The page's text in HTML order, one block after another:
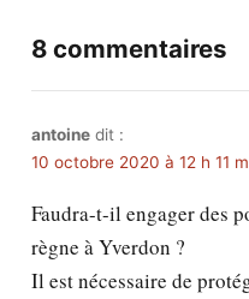
8 commentaires
antoine dit :
10 octobre 2020 à 12 h 11
Faudra-t-il engager des
règne à Yverdon ?
Il est nécessaire de